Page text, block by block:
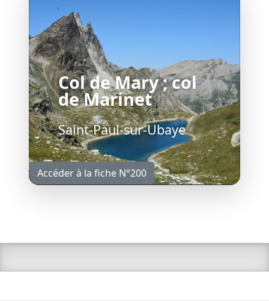
Col de Mary ; col
de Marinet
Saint-Paul-sur-Ubaye
Accéder à la fiche N°200